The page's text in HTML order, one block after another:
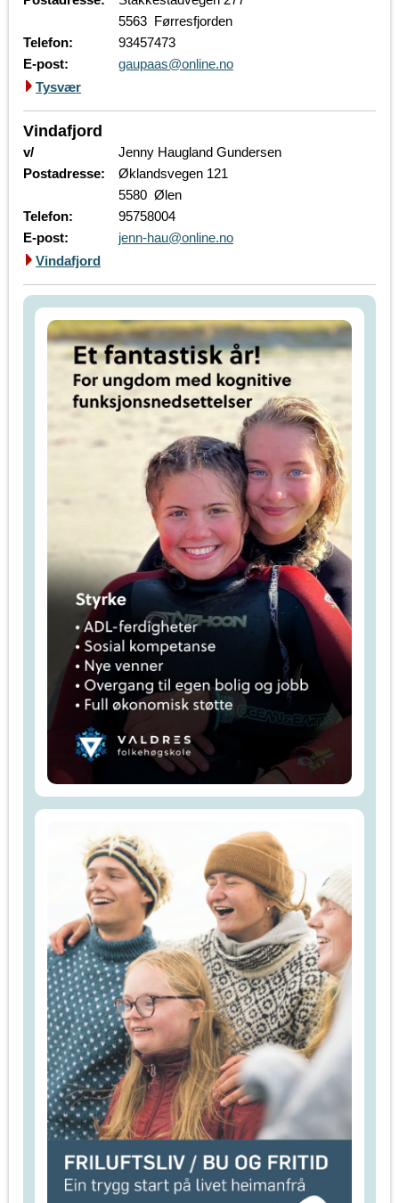
5563 Førresfjorden
Telefon:
93457473
E-post:
gaupaas@online.no
Tysvær
Vindafjord
v/
Jenny Haugland Gundersen
Postadresse:
Øklandsvegen 121
5580 Ølen
Telefon:
95758004
E-post:
jenn-hau@online.no
Vindafjord